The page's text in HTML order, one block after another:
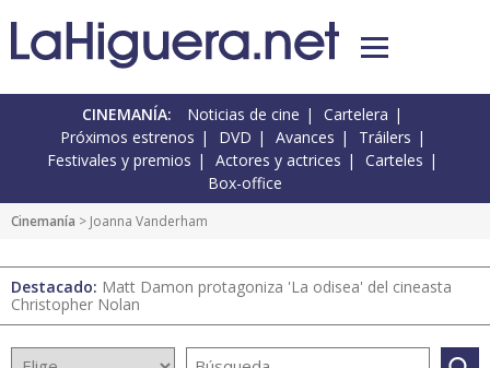
CINEMANÍA: Noticias de cine
Cartelera
Próximos estrenos
DVD Avances
Tráilers
Festivales y premios
Actores y actrices
Carteles
Box-office
Cinemanía > Joanna Vanderham
Destacado: Matt Damon protagoniza 'La odisea' del cineasta
Christopher Nolan